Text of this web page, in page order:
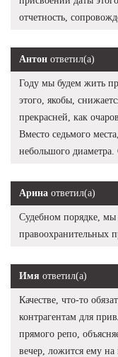
отчетность,
Антон ответил(а)
Году мы будем жить
этого, якобы,
прекрасней, как
Вместо седьмого
небольшого
Арина ответил(а)
Судебном порядке,
правоохранительных
Имя ответил(а)
Качестве, что-то
контрагентам для
прямого репо,
вечер, ложится ему